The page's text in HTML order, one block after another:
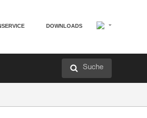
DOWNLOADS
Suche